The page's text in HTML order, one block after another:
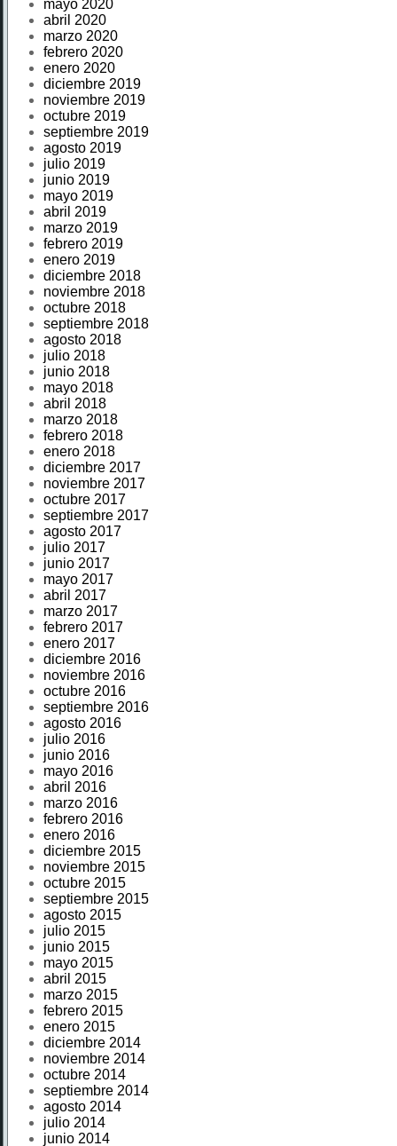
mayo 2020
abril 2020
marzo 2020
febrero 2020
enero 2020
diciembre 2019
noviembre 2019
octubre 2019
septiembre 2019
agosto 2019
julio 2019
junio 2019
mayo 2019
abril 2019
marzo 2019
febrero 2019
enero 2019
diciembre 2018
noviembre 2018
octubre 2018
septiembre 2018
agosto 2018
julio 2018
junio 2018
mayo 2018
abril 2018
marzo 2018
febrero 2018
enero 2018
diciembre 2017
noviembre 2017
octubre 2017
septiembre 2017
agosto 2017
julio 2017
junio 2017
mayo 2017
abril 2017
marzo 2017
febrero 2017
enero 2017
diciembre 2016
noviembre 2016
octubre 2016
septiembre 2016
agosto 2016
julio 2016
junio 2016
mayo 2016
abril 2016
marzo 2016
febrero 2016
enero 2016
diciembre 2015
noviembre 2015
octubre 2015
septiembre 2015
agosto 2015
julio 2015
junio 2015
mayo 2015
abril 2015
marzo 2015
febrero 2015
enero 2015
diciembre 2014
noviembre 2014
octubre 2014
septiembre 2014
agosto 2014
julio 2014
junio 2014